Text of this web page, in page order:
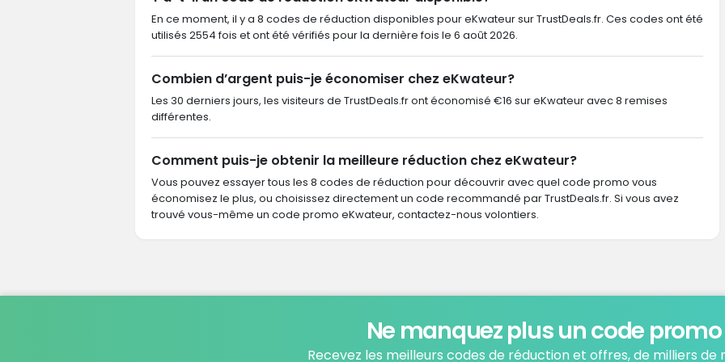
En ce moment, il y a 8 codes de réduction disponibles pour eKwateur sur TrustDeals.fr. Ces codes ont été
utilisés 2554 fois et ont été vérifiés pour la dernière fois le 6 août 2026.
Combien d’argent puis-je économiser chez eKwateur?
Les 30 derniers jours, les visiteurs de TrustDeals.fr ont économisé €16 sur eKwateur avec 8 remises
différentes.
Comment puis-je obtenir la meilleure réduction chez eKwateur?
Vous pouvez essayer tous les 8 codes de réduction pour découvrir avec quel code promo vous
économisez le plus, ou choisissez directement un code recommandé par TrustDeals.fr. Si vous avez
trouvé vous-même un code promo eKwateur, contactez-nous volontiers.
Ne manquez plus un code promo
Recevez les meilleurs codes de réduction et offres, de milliers de